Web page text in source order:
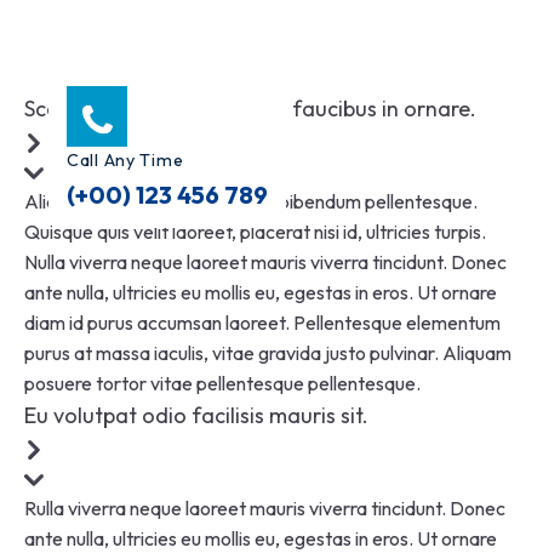
Scelerisque fermentum dui faucibus in ornare.
Aliquam maximus leo ac lorem bibendum pellentesque.
Quisque quis velit laoreet, placerat nisi id, ultricies turpis.
Nulla viverra neque laoreet mauris viverra tincidunt. Donec
ante nulla, ultricies eu mollis eu, egestas in eros. Ut ornare
diam id purus accumsan laoreet. Pellentesque elementum
purus at massa iaculis, vitae gravida justo pulvinar. Aliquam
posuere tortor vitae pellentesque pellentesque.
Eu volutpat odio facilisis mauris sit.
Rulla viverra neque laoreet mauris viverra tincidunt. Donec
ante nulla, ultricies eu mollis eu, egestas in eros. Ut ornare
Call Any Time
(+00) 123 456 789